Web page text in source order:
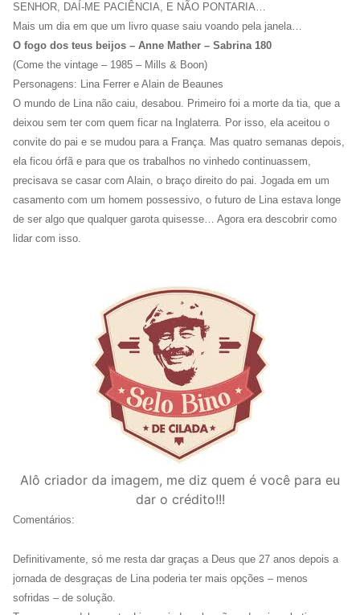
SENHOR, DAÍ-ME PACIÊNCIA, E NÃO PONTARIA…
Mais um dia em que um livro quase saiu voando pela janela…
O fogo dos teus beijos – Anne Mather – Sabrina 180
(Come the vintage – 1985 – Mills & Boon)
Personagens: Lina Ferrer e Alain de Beaunes
O mundo de Lina não caiu, desabou. Primeiro foi a morte da tia, que a
deixou sem ter com quem ficar na Inglaterra. Por isso, ela aceitou o
convite do pai e se mudou para a França. Mas quatro semanas depois,
ela ficou órfã e para que os trabalhos no vinhedo continuassem,
precisava se casar com Alain, o braço direito do pai. Jogada em um
casamento com um homem possessivo, o futuro de Lina estava longe
de ser algo que qualquer garota quisesse… Agora era descobrir como
lidar com isso.
Alô criador da imagem, me diz quem é você para eu
dar o crédito!!!
Comentários:
Definitivamente, só me resta dar graças a Deus que 27 anos depois a
jornada de desgraças de Lina poderia ter mais opções – menos
sofridas – de solução.